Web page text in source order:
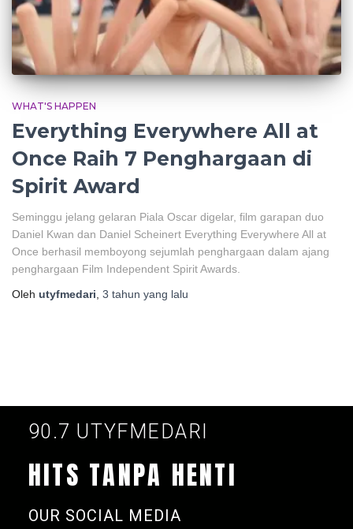
WHAT'S HAPPEN
Everything Everywhere All at
Once Raih 7 Penghargaan di
Spirit Award
Seminggu jelang gelaran Piala Oscar digelar, film garapan duo
Daniel Kwan dan Daniel Scheinert Everything Everywhere All at
Once berhasil memboyong sejumlah penghargaan dalam ajang
penghargaan Film Independent Spirit Awards.
Oleh utyfmedari 3 tahun yang lalu
90.7 UTYFMEDARI
HITS TANPA HENTI
OUR SOCIAL MEDIA